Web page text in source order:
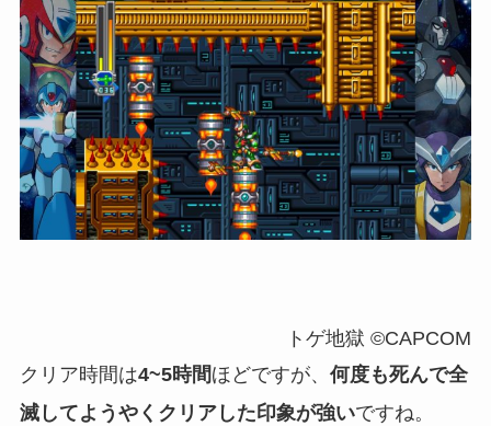
トゲ地獄 ©CAPCOM
クリア時間は4~5時間ほどですが、 何度も死んで全
滅してようやくクリアした印象が強いですね。